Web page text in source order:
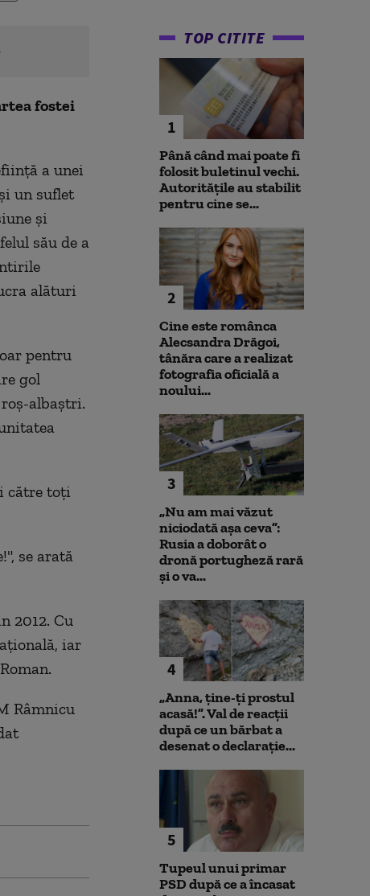
fostei
a unei
un suflet
și
său de a
alături
pentru
gol
albaștri.
către toți
se arată
2012. Cu
iar
Râmnicu
TOP CITITE
1
Până când mai poate fi
folosit buletinul vechi.
Autoritățile au stabilit
pentru cine se...
2
Cine este românca
Alecsandra Drăgoi,
tânăra care a realizat
fotografia oficială a
noului...
3
„Nu am mai văzut
niciodată așa ceva”:
Rusia a doborât o
dronă portugheză rară
și o va...
4
„Anna, ţine-ţi prostul
acasă!”. Val de reacții
după ce un bărbat a
desenat o declarație...
5
Tupeul unui primar
PSD după ce a încasat